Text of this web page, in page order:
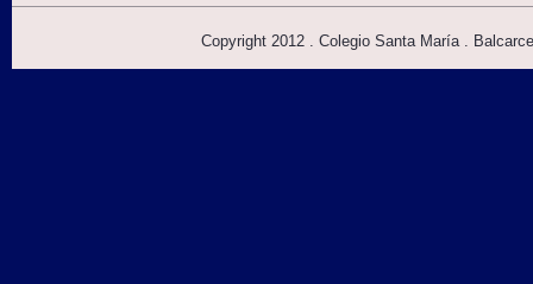
Copyright 2012 . Colegio Santa María .